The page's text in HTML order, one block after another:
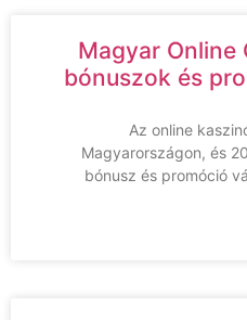
Magyar
bónuszok és
Az online
Magyarországon,
bónusz és